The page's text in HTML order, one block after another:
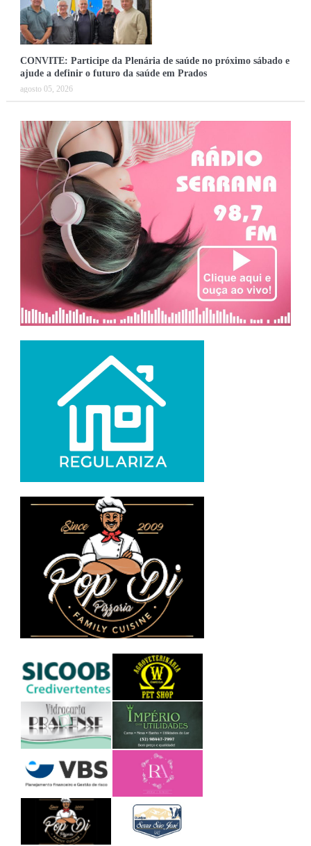
CONVITE: Participe da Plenária de saúde no próximo sábado e
ajude a definir o futuro da saúde em Prados
agosto 05, 2026